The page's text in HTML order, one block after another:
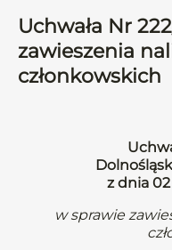
Uchwała Nr
zawieszenia
członkowskich
z dnia
w sprawie